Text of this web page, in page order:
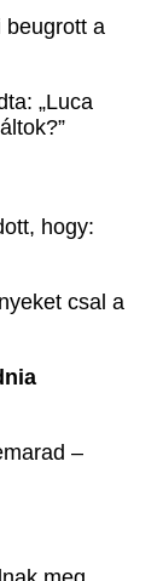
beugrott a
„Luca
hogy:
csal a
–